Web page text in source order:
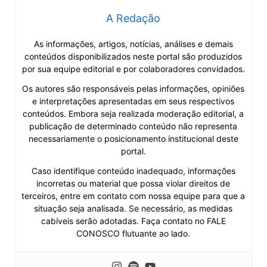
A Redação
As informações, artigos, notícias, análises e demais
conteúdos disponibilizados neste portal são produzidos
por sua equipe editorial e por colaboradores convidados.
Os autores são responsáveis pelas informações, opiniões
e interpretações apresentadas em seus respectivos
conteúdos. Embora seja realizada moderação editorial, a
publicação de determinado conteúdo não representa
necessariamente o posicionamento institucional deste
portal.
Caso identifique conteúdo inadequado, informações
incorretas ou material que possa violar direitos de
terceiros, entre em contato com nossa equipe para que a
situação seja analisada. Se necessário, as medidas
cabíveis serão adotadas. Faça contato no FALE
CONOSCO flutuante ao lado.